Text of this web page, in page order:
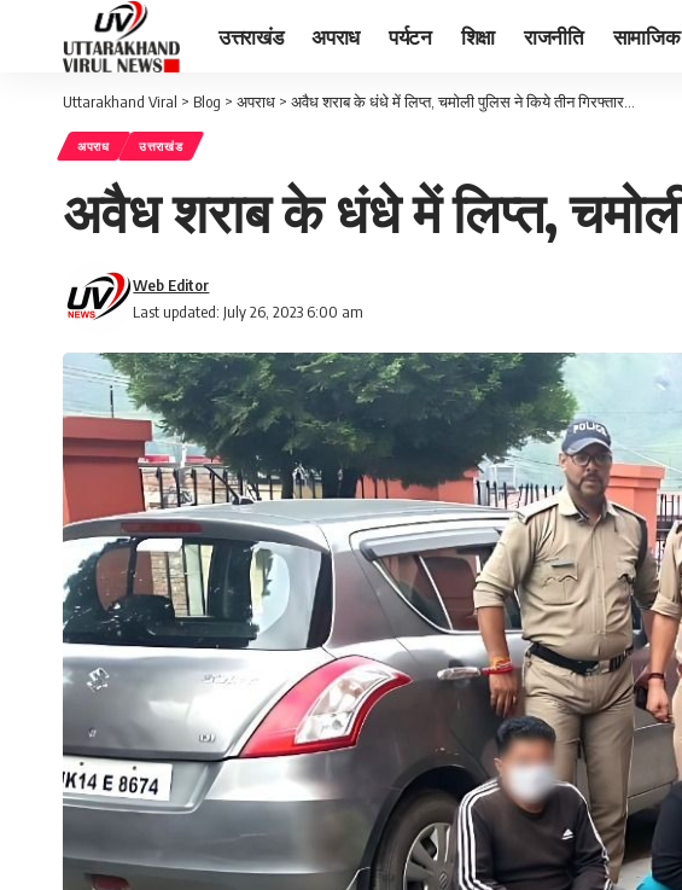
उत्तराखंड अपराध पर्यटन शिक्षा राजनीति सामाजिक
Uttarakhand Viral > Blog > अपराध > अवैध शराब के धंधे में लिप्त, चमोली पुलिस ने किये तीन गिरफ्तार…
अपराध उत्तराखंड
अवैध शराब के धंधे में लिप्त,
Last updated: July 26, 2023 6:00 am
Web Editor